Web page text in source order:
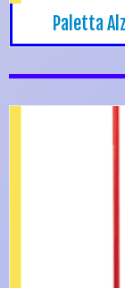
Paletta